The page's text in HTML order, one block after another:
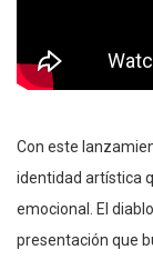
Con este
identidad artística
emocional. El
presentación que